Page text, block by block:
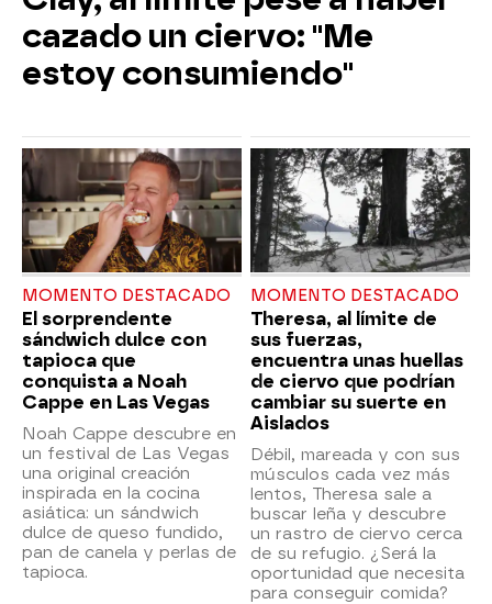
cazado un ciervo: "Me
estoy consumiendo"
MOMENTO DESTACADO
El sorprendente
sándwich dulce con
tapioca que
conquista a Noah
Cappe en Las Vegas
Noah Cappe descubre en
un festival de Las Vegas
una original creación
inspirada en la cocina
asiática: un sándwich
dulce de queso fundido,
pan de canela y perlas de
tapioca.
MOMENTO DESTACADO
Theresa, al límite de
sus fuerzas,
encuentra unas huellas
de ciervo que podrían
cambiar su suerte en
Aislados
Débil, mareada y con sus
músculos cada vez más
lentos, Theresa sale a
buscar leña y descubre
un rastro de ciervo cerca
de su refugio. ¿Será la
oportunidad que necesita
para conseguir comida?